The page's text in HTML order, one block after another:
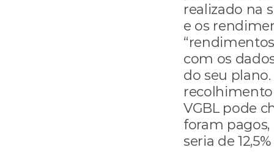
realizado na
e os
com os
do seu
VGBL pode
foram
seria de 12,5%